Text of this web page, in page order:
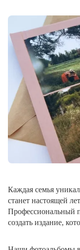
Каждая семья
станет настоящей
Профессиональный
создать издание,